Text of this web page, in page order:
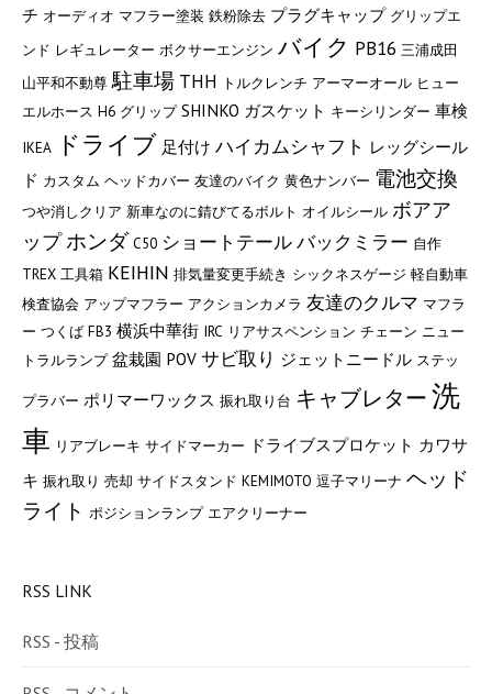
チ オーディオ マフラー塗装 鉄粉除去 プラグキャップ グリップエ
ンド レギュレーター ボクサーエンジン バイク PB16 三浦成田
山平和不動尊 駐車場 THH トルクレンチ アーマーオール ヒュー
エルホース H6 グリップ SHINKO ガスケット キーシリンダー 車検
IKEA ドライブ 足付け ハイカムシャフト レッグシール
ド カスタム ヘッドカバー 友達のバイク 黄色ナンバー 電池交換
つや消しクリア 新車なのに錆びてるボルト オイルシール ボアア
ップ ホンダ C50 ショートテールバックミラー 自作
TREX 工具箱 KEIHIN 排気量変更手続き シックネスゲージ 軽自動車
検査協会 アップマフラー アクションカメラ 友達のクルマ マフラ
ー つくば FB3 横浜中華街 IRC リアサスペンション チェーン ニュー
トラルランプ 盆栽園 POV サビ取り ジェットニードル ステッ
プラバー ポリマーワックス 振れ取り台 キャブレター洗
車 リアブレーキ サイドマーカー ドライブスプロケット カワサ
キ 振れ取り 売却 サイドスタンド KEMIMOTO 逗子マリーナ ヘッド
ライト ポジションランプ エアクリーナー
RSS LINK
RSS - 投稿